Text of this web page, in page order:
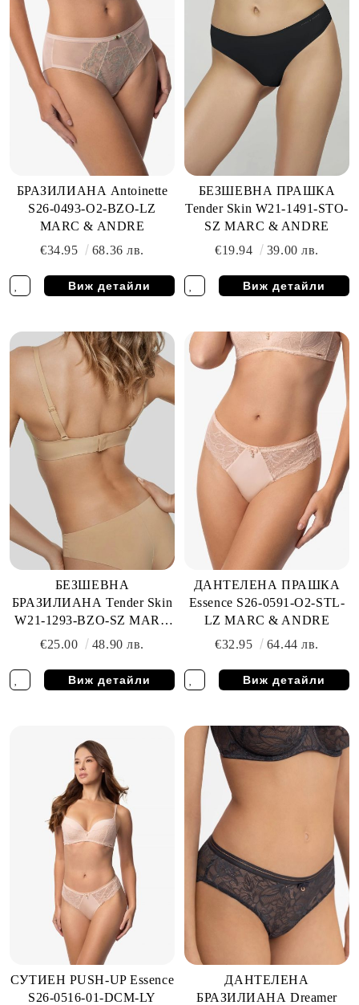
БРАЗИЛИАНА Antoinette
S26-0493-O2-BZO-LZ
MARC & ANDRE
€34.95
68.36 лв.
Виж детайли
БЕЗШЕВНА ПРАШКА
Tender Skin W21-1491-STO-
SZ MARC & ANDRE
€19.94
39.00 лв.
Виж детайли
БЕЗШЕВНА
БРАЗИЛИАНА Tender Skin
W21-1293-BZO-SZ MARC
& ANDRE
€25.00 48.90 лв.
Виж детайли
ДАНТЕЛЕНА ПРАШКА
Essence S26-0591-O2-STL-
LZ MARC & ANDRE
€32.95
64.44 лв.
Виж детайли
СУТИЕН PUSH-UP Essence
S26-0516-01-DCM-LY
ДАНТЕЛЕНА
БРАЗИЛИАНА Dreamer